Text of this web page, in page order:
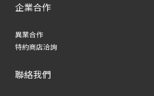
企業合作
異業合作
特約商店洽詢
聯絡我們